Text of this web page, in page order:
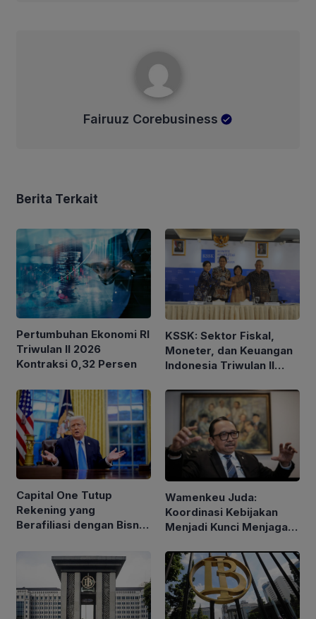
Fairuuz Corebusiness
Berita Terkait
Pertumbuhan Ekonomi RI
Triwulan II 2026
Kontraksi 0,32 Persen
KSSK: Sektor Fiskal,
Moneter, dan Keuangan
Indonesia Triwulan II
Capital One Tutup
Rekening yang
Berafiliasi dengan Bisnis
Wamenkeu Juda:
Koordinasi Kebijakan
Menjadi Kunci Menjaga